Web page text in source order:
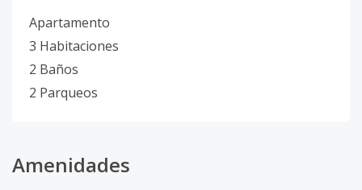
Apartamento
3 Habitaciones
2 Baños
2 Parqueos
Amenidades